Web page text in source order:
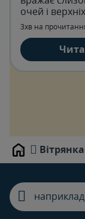
очей і
шляхів.
3хв на
Home